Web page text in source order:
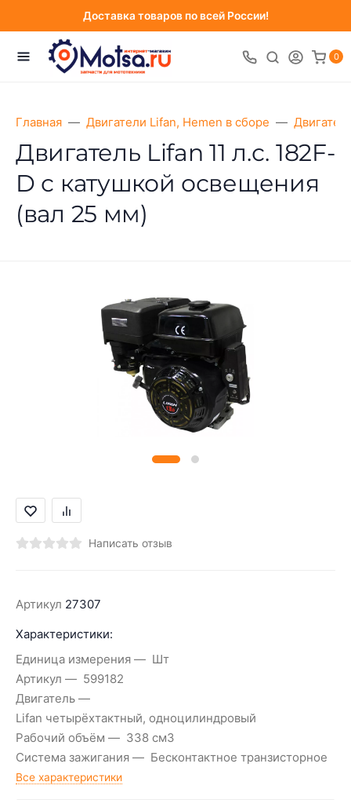
Доставка товаров по всей России!
0
Главная Двигатели Lifan, Hemen в сборе
Двигатель Lifan 11 л.с. 182F-
D с катушкой освещения
(вал 25 мм)
Написать отзыв
Артикул 27307
Характеристики:
Единица измерения
Шт
Артикул
599182
Двигатель
Lifan четырёхтактный, одноцилиндровый
Рабочий объём
338 см3
Система зажигания
Бесконтактное транзисторное
Все характеристики